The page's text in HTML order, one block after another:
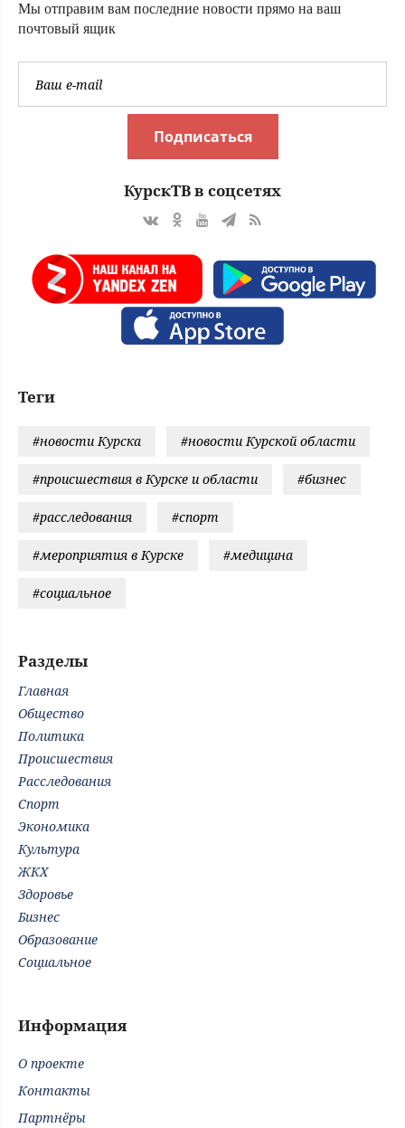
Мы отправим вам последние новости прямо на ваш
почтовый ящик
Подписаться
КурскТВ в соцсетях
Теги
#новости Курска #новости Курской области
#происшествия в Курске и области #бизнес
#расследования #спорт
#мероприятия в Курске #медицина
#социальное
Разделы
Главная
Общество
Политика
Происшествия
Расследования
Спорт
Экономика
Культура
ЖКХ
Здоровье
Бизнес
Образование
Социальное
Информация
О проекте
Контакты
Партнёры